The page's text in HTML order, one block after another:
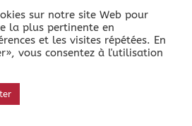
Ajouter au
panier
sur notre site Web pour
la plus pertinente en
et les visites répétées. En
vous consentez à l'utilisation